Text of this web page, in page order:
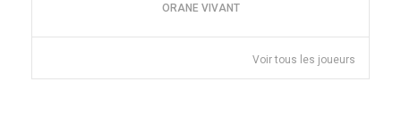
ORANE VIVANT
Voir tous les joueurs